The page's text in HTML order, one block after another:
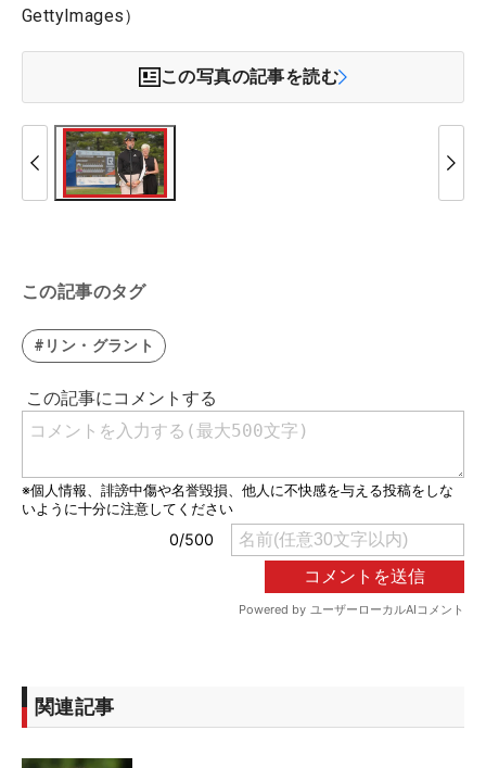
GettyImages）
この写真の記事を読む
この記事のタグ
#リン・グラント
関連記事